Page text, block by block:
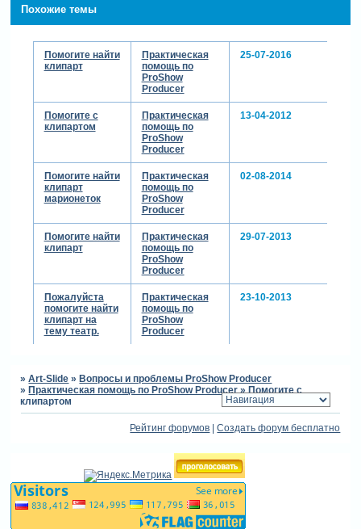
Похожие темы
Помогите найти
клипарт
Практическая
помощь по
ProShow
Producer
25-07-2016
Помогите с
клипартом
Практическая
помощь по
ProShow
Producer
13-04-2012
Помогите найти
клипарт
марионеток
Практическая
помощь по
ProShow
Producer
02-08-2014
Помогите найти
клипарт
Практическая
помощь по
ProShow
Producer
29-07-2013
Пожалуйста
помогите найти
клипарт на
тему театр.
Практическая
помощь по
ProShow
Producer
23-10-2013
»Art-Slide »Вопросы и проблемы ProShow Producer
»Практическая помощь по ProShow Producer »Помогите с
клипартом
Рейтинг форумов |Создать форум бесплатно